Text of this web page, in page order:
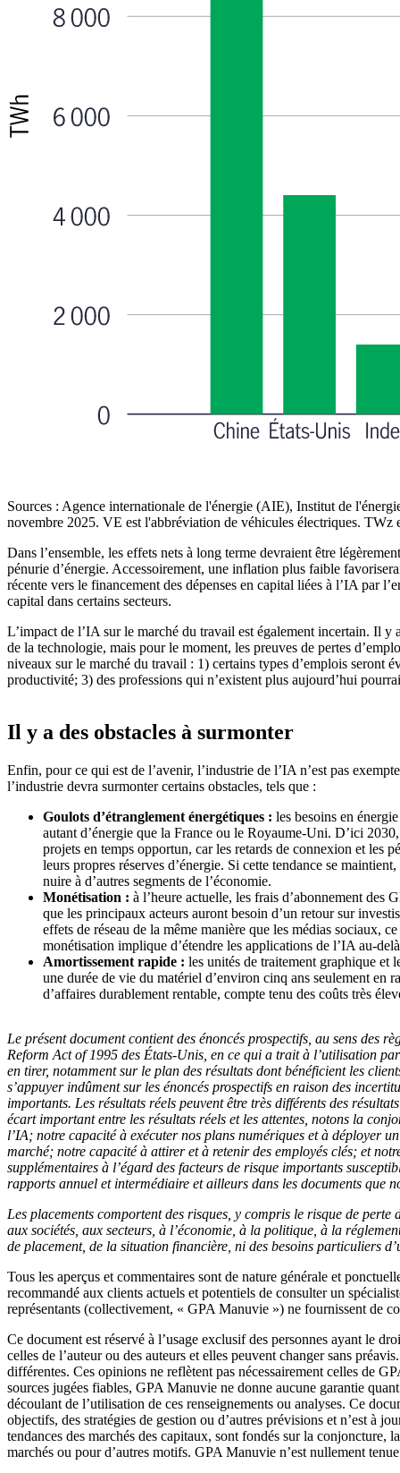
Sources : Agence internationale de l'énergie (AIE), Institut de
novembre 2025. VE est l'abbréviation de véhicules électriques. TWz
Dans l’ensemble, les effets nets à long terme devraient être
pénurie d’énergie. Accessoirement, une inflation plus faible
récente vers le financement des dépenses en capital liées à l’IA par
capital dans certains secteurs.
L’impact de l’IA sur le marché du travail est également incertain. Il
de la technologie, mais pour le moment, les preuves de pertes
niveaux sur le marché du travail : 1) certains types d’emplois seront
productivité; 3) des professions qui n’existent plus aujourd’hui
Il y a des obstacles à surmonter
Enfin, pour ce qui est de l’avenir, l’industrie de l’IA n’est pas
l’industrie devra surmonter certains obstacles, tels que :
Goulots d’étranglement énergétiques : les besoins en
autant d’énergie que la France ou le Royaume-Uni. D’ici
projets en temps opportun, car les retards de connexion et les
leurs propres réserves d’énergie. Si cette tendance se
nuire à d’autres segments de l’économie.
Monétisation : à l’heure actuelle, les frais d’abonnement des
que les principaux acteurs auront besoin d’un retour sur
effets de réseau de la même manière que les médias sociaux,
monétisation implique d’étendre les applications de l’IA au-
Amortissement rapide : les unités de traitement graphique et
une durée de vie du matériel d’environ cinq ans seulement en
d’affaires durablement rentable, compte tenu des coûts très
Le présent document contient des énoncés prospectifs, au sens des
Reform Act of 1995 des États-Unis, en ce qui a trait à l’utilisation
en tirer, notamment sur le plan des résultats dont bénéficient les
s’appuyer indûment sur les énoncés prospectifs en raison des
importants. Les résultats réels peuvent être très différents des
écart important entre les résultats réels et les attentes, notons la
l’IA; notre capacité à exécuter nos plans numériques et à déployer
marché; notre capacité à attirer et à retenir des employés clés; et
supplémentaires à l’égard des facteurs de risque importants
rapports annuel et intermédiaire et ailleurs dans les documents que
Les placements comportent des risques, y compris le risque de
aux sociétés, aux secteurs, à l’économie, à la politique, à la
de placement, de la situation financière, ni des besoins particuliers
Tous les aperçus et commentaires sont de nature générale et
recommandé aux clients actuels et potentiels de consulter un
représentants (collectivement, « GPA Manuvie ») ne fournissent de
Ce document est réservé à l’usage exclusif des personnes ayant le
celles de l’auteur ou des auteurs et elles peuvent changer sans
différentes. Ces opinions ne reflètent pas nécessairement celles de
sources jugées fiables, GPA Manuvie ne donne aucune garantie
découlant de l’utilisation de ces renseignements ou analyses. Ce
objectifs, des stratégies de gestion ou d’autres prévisions et n’est à
tendances des marchés des capitaux, sont fondés sur la conjoncture,
marchés ou pour d’autres motifs. GPA Manuvie n’est nullement